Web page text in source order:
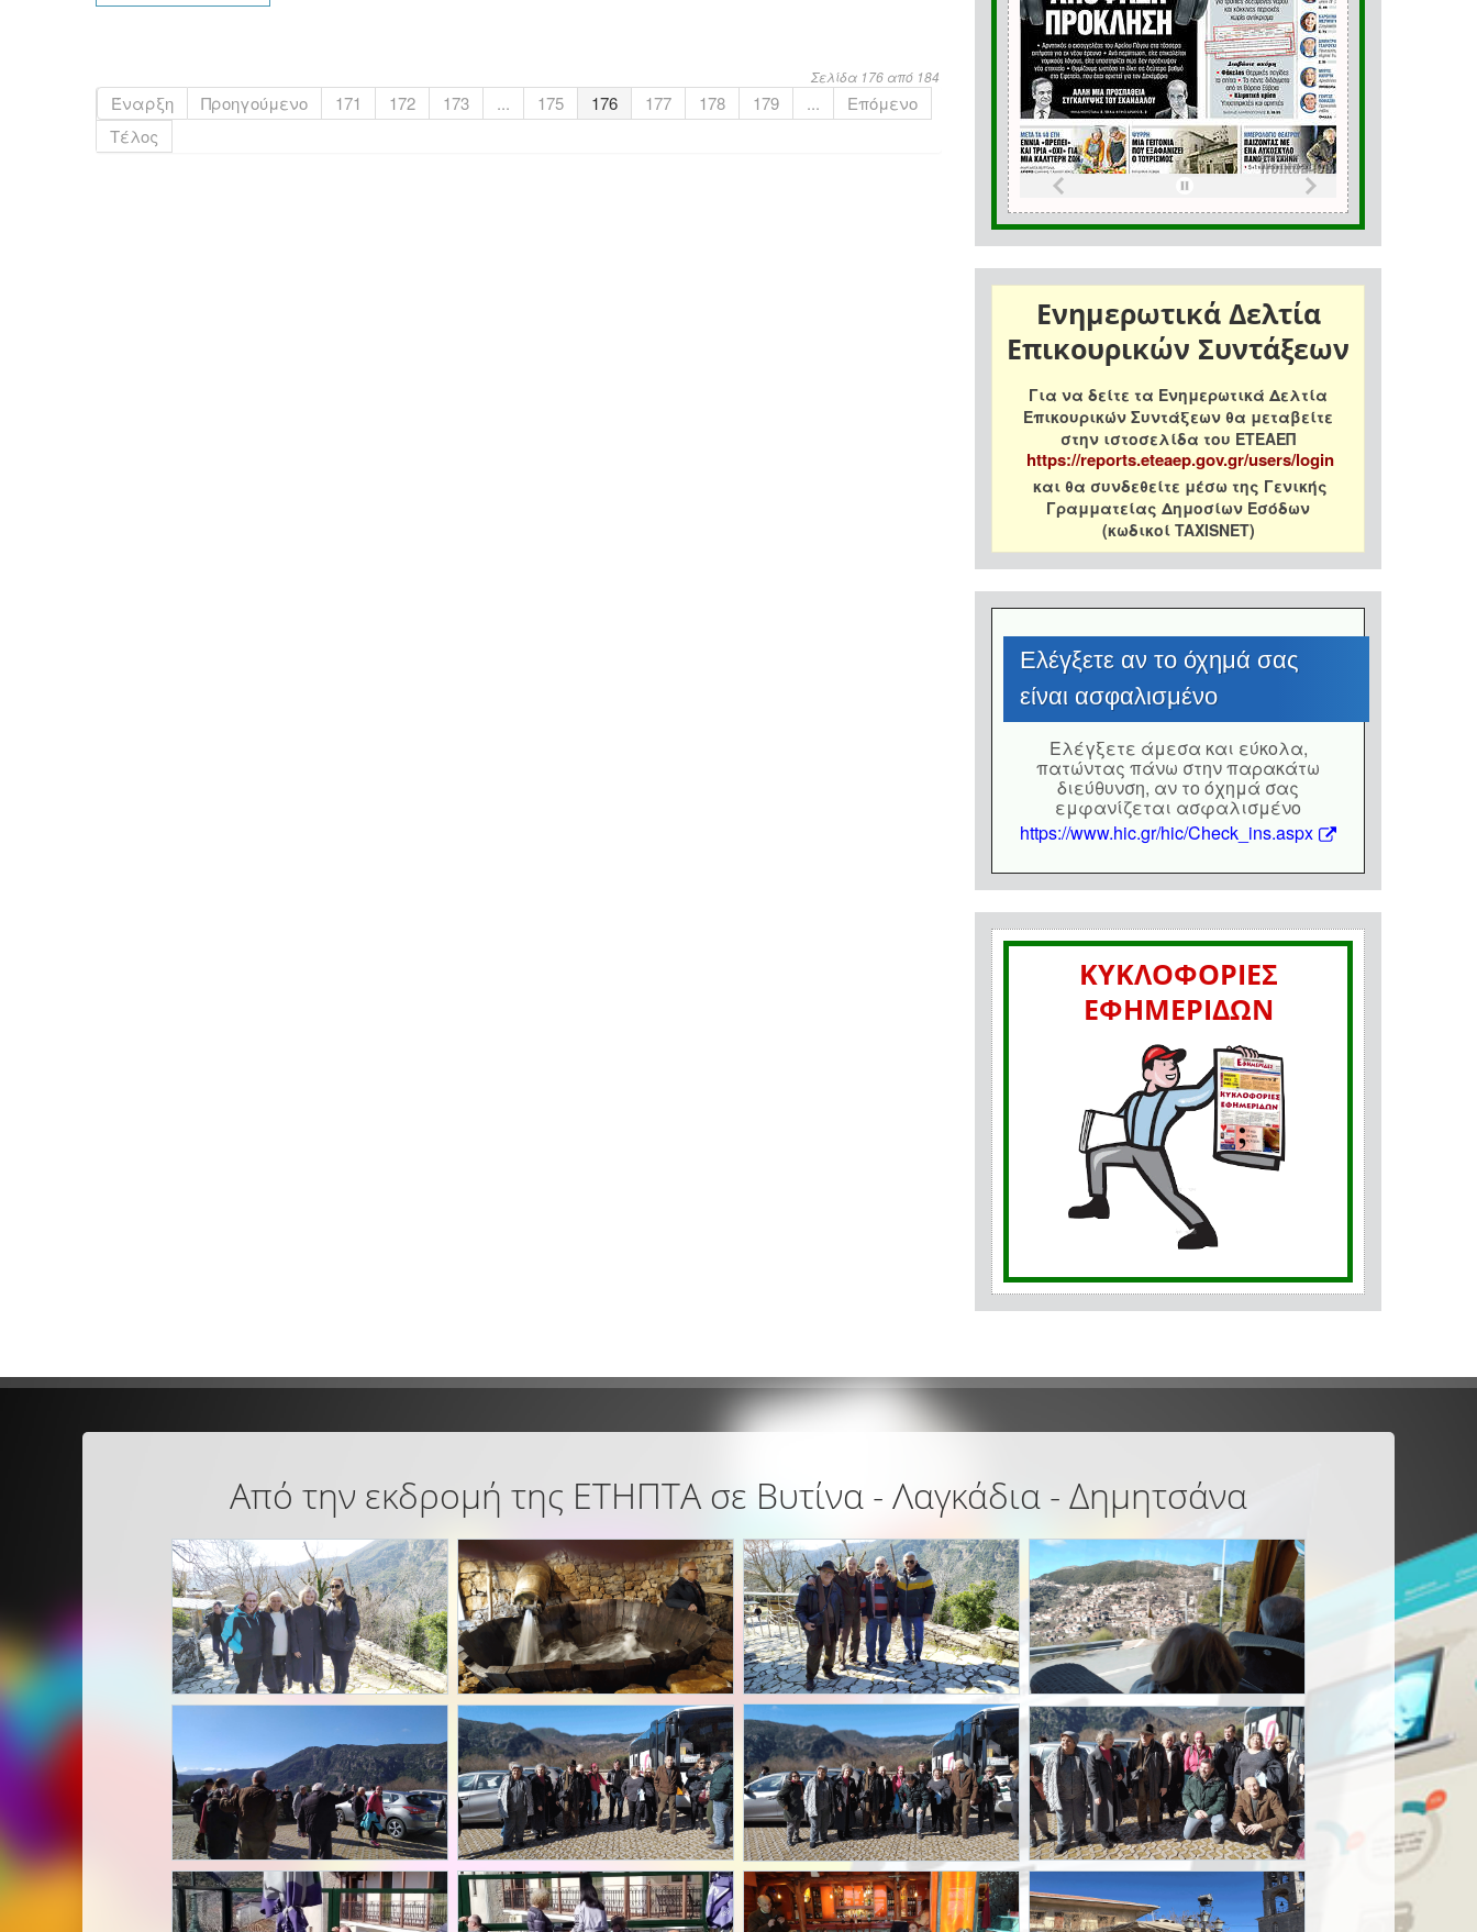
Σελίδα 176 από 184
Έναρξη Προηγούμενο 171 172 173 ... 175 176 177 178 179 ...
Επόμενο
Τέλος
Ενημερωτικά Δελτία
Επικουρικών Συντάξεων
Για να δείτε τα Ενημερωτικά Δελτία
Επικουρικών Συντάξεων θα μεταβείτε
στην ιστοσελίδα του ΕΤΕΑΕΠ
https://reports.eteaep.gov.gr/users/login
και θα συνδεθείτε μέσω της Γενικής
Γραμματείας Δημοσίων Εσόδων
(κωδικοί TAXISNET)
Eλέγξετε αν το όχημά σας
είναι ασφαλισμένο
Eλέγξετε άμεσα και εύκολα,
πατώντας πάνω στην παρακάτω
διεύθυνση, αν το όχημά σας
εμφανίζεται ασφαλισμένο
https://www.hic.gr/hic/Check_ins.aspx
ΚΥΚΛΟΦΟΡΙΕΣ
ΕΦΗΜΕΡΙΔΩΝ
Από την εκδρομή της ΕΤΗΠΤΑ σε Βυτίνα - Λαγκάδια - Δημητσάνα